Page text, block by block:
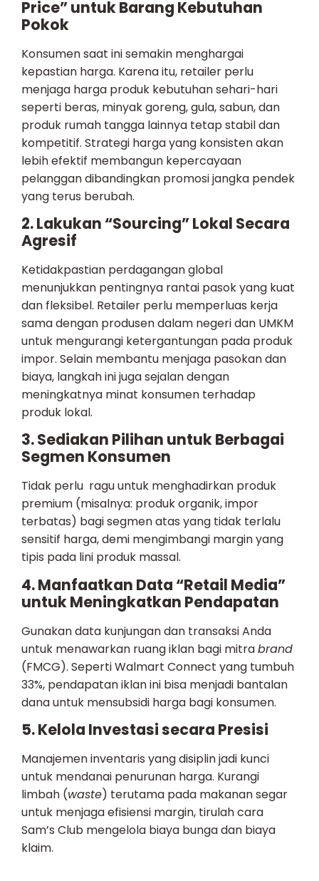
Price” untuk Barang Kebutuhan
Pokok
Konsumen saat ini semakin menghargai
kepastian harga. Karena itu, retailer perlu
menjaga harga produk kebutuhan sehari-hari
seperti beras, minyak goreng, gula, sabun, dan
produk rumah tangga lainnya tetap stabil dan
kompetitif. Strategi harga yang konsisten akan
lebih efektif membangun kepercayaan
pelanggan dibandingkan promosi jangka pendek
yang terus berubah.
2. Lakukan “Sourcing” Lokal Secara
Agresif
Ketidakpastian perdagangan global
menunjukkan pentingnya rantai pasok yang kuat
dan fleksibel. Retailer perlu memperluas kerja
sama dengan produsen dalam negeri dan UMKM
untuk mengurangi ketergantungan pada produk
impor. Selain membantu menjaga pasokan dan
biaya, langkah ini juga sejalan dengan
meningkatnya minat konsumen terhadap
produk lokal.
3. Sediakan Pilihan untuk Berbagai
Segmen Konsumen
Tidak perlu ragu untuk menghadirkan produk
premium (misalnya: produk organik, impor
terbatas) bagi segmen atas yang tidak terlalu
sensitif harga, demi mengimbangi margin yang
tipis pada lini produk massal.
4. Manfaatkan Data “Retail Media”
untuk Meningkatkan Pendapatan
Gunakan data kunjungan dan transaksi Anda
untuk menawarkan ruang iklan bagi mitrabrand
(FMCG). Seperti Walmart Connect yang tumbuh
33%, pendapatan iklan ini bisa menjadi bantalan
dana untuk mensubsidi harga bagi konsumen.
5. Kelola Investasi secara Presisi
Manajemen inventaris yang disiplin jadi kunci
untuk mendanai penurunan harga. Kurangi
limbah (waste) terutama pada makanan segar
untuk menjaga efisiensi margin, tirulah cara
Sam’s Club mengelola biaya bunga dan biaya
klaim.